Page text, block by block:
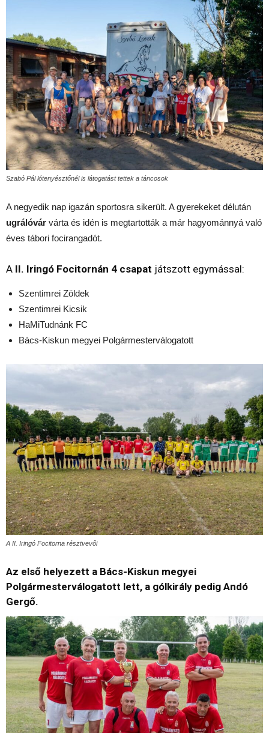
Szabó Pál lótenyésztőnél is látogatást tettek a táncosok
A negyedik nap igazán sportosra sikerült. A gyerekeket délután
ugrálóvár várta és idén is megtartották a már hagyománnyá való
éves tábori focirangadót.
A II. Iringó Focitornán 4 csapat játszott egymással:
Szentimrei Zöldek
Szentimrei Kicsik
HaMiTudnánk FC
Bács-Kiskun megyei Polgármesterválogatott
A II. Iringó Focitorna résztvevői
Az első helyezett a Bács-Kiskun megyei
Polgármesterválogatott lett, a gólkirály pedig Andó
Gergő.